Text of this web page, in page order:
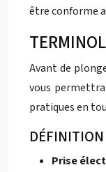
être conforme
Avant de
vous
pratiques en
DÉFINITION
Prise